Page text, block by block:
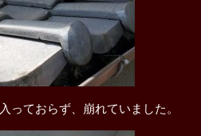
っておらず、崩れていました。